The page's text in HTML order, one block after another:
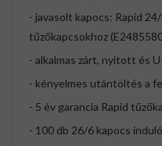
- javasolt kapocs: Rapid
tűzőkapcsokhoz
- alkalmas zárt, nyitott és
- kényelmes utántöltés a
- 5 év garancia Rapid
- 100 db 26/6 kapocs